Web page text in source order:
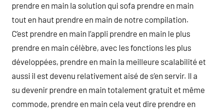
prendre en main la solution qui sofa prendre en main
tout en haut prendre en main de notre compilation.
C’est prendre en main l’appli prendre en main le plus
prendre en main célèbre, avec les fonctions les plus
développées, prendre en main la meilleure scalabilité et
aussi il est devenu relativement aisé de s’en servir. Il a
su devenir prendre en main totalement gratuit et même
commode, prendre en main cela veut dire prendre en